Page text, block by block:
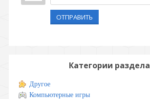
ОТПРАВИТЬ
Категории раздела
Другое
Компьютерные игры